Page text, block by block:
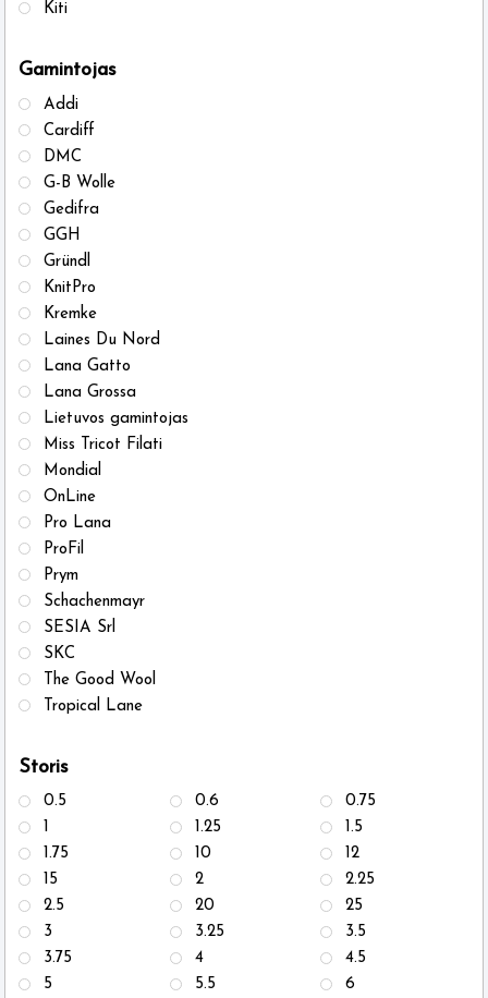
Kiti
Gamintojas
Addi
Cardiff
DMC
G-B Wolle
Gedifra
GGH
Gründl
KnitPro
Kremke
Laines Du Nord
Lana Gatto
Lana Grossa
Lietuvos gamintojas
Miss Tricot Filati
Mondial
OnLine
Pro Lana
ProFil
Prym
Schachenmayr
SESIA Srl
SKC
The Good Wool
Tropical Lane
Storis
0.5 0.6
0.75
1
1.25
1.5
1.75
10
12
15
2
2.25
2.5
20
25
3
3.25
3.5
3.75
4
4.5
5
5.5
6